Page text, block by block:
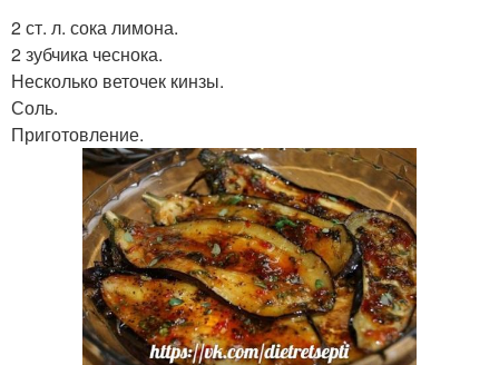
2 ст. л. сока лимона.
2 зубчика чеснока.
Несколько веточек кинзы.
Соль.
Приготовление.